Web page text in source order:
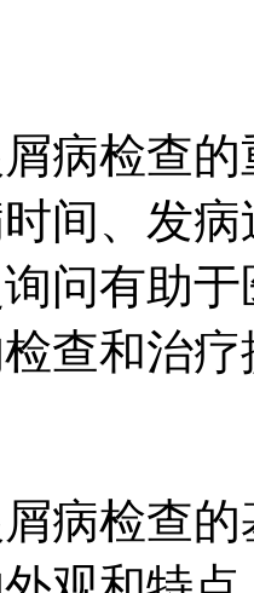
病检查
间、发
问有助
查和治
病检查